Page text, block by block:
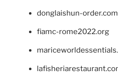
donglaishun-order.com
fiamc-rome2022.org